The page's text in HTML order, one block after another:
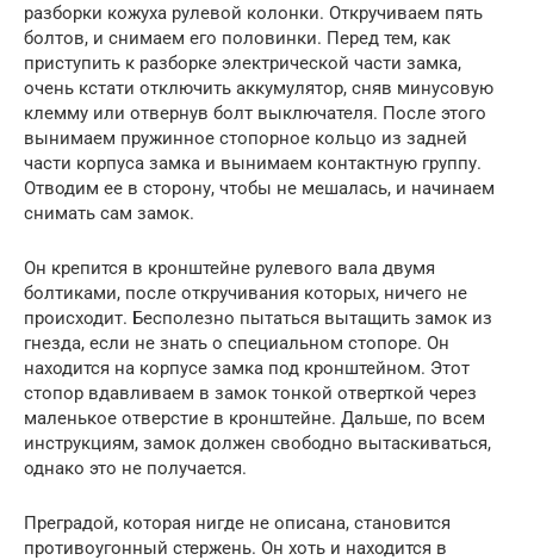
разборки кожуха рулевой колонки. Откручиваем пять
болтов, и снимаем его половинки. Перед тем, как
приступить к разборке электрической части замка,
очень кстати отключить аккумулятор, сняв минусовую
клемму или отвернув болт выключателя. После этого
вынимаем пружинное стопорное кольцо из задней
части корпуса замка и вынимаем контактную группу.
Отводим ее в сторону, чтобы не мешалась, и начинаем
снимать сам замок.
Он крепится в кронштейне рулевого вала двумя
болтиками, после откручивания которых, ничего не
происходит. Бесполезно пытаться вытащить замок из
гнезда, если не знать о специальном стопоре. Он
находится на корпусе замка под кронштейном. Этот
стопор вдавливаем в замок тонкой отверткой через
маленькое отверстие в кронштейне. Дальше, по всем
инструкциям, замок должен свободно вытаскиваться,
однако это не получается.
Преградой, которая нигде не описана, становится
противоугонный стержень. Он хоть и находится в